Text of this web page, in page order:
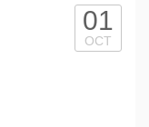
01
OCT